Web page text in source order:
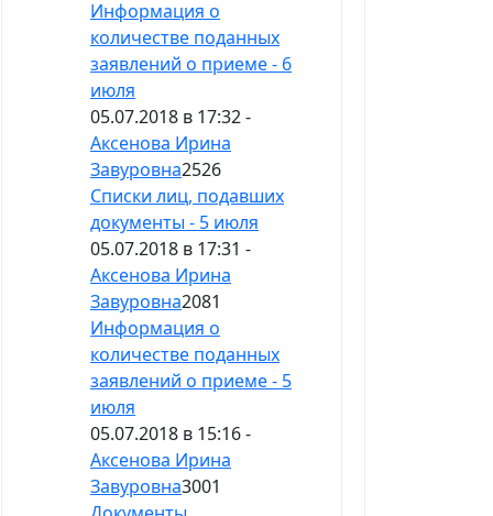
Информация о
количестве поданных
заявлений о приеме - 6
июля
05.07.2018 в 17:32 -
Аксенова Ирина
Завуровна2526
Списки лиц, подавших
документы - 5 июля
05.07.2018 в 17:31 -
Аксенова Ирина
Завуровна2081
Информация о
количестве поданных
заявлений о приеме - 5
июля
05.07.2018 в 15:16 -
Аксенова Ирина
Завуровна3001